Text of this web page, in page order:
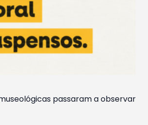
passaram a observar